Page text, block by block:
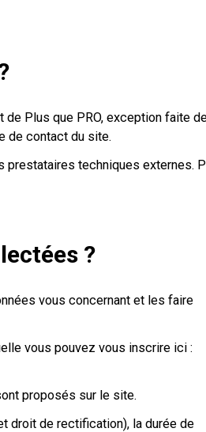
de Plus que PRO, exception faite
de contact du site.
prestataires techniques externes.
?
vous concernant et les faire
vous pouvez vous inscrire ici :
proposés sur le site.
droit de rectification), la durée de